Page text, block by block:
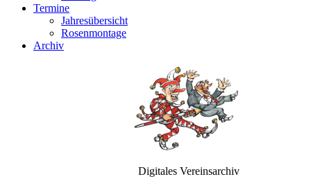
Termine
Jahresübersicht
Rosenmontage
Archiv
Digitales Vereinsarchiv